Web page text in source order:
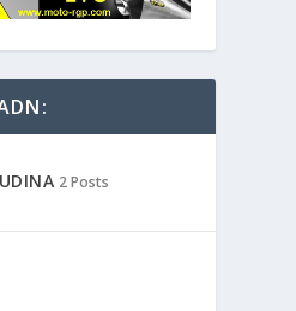
2 Posts